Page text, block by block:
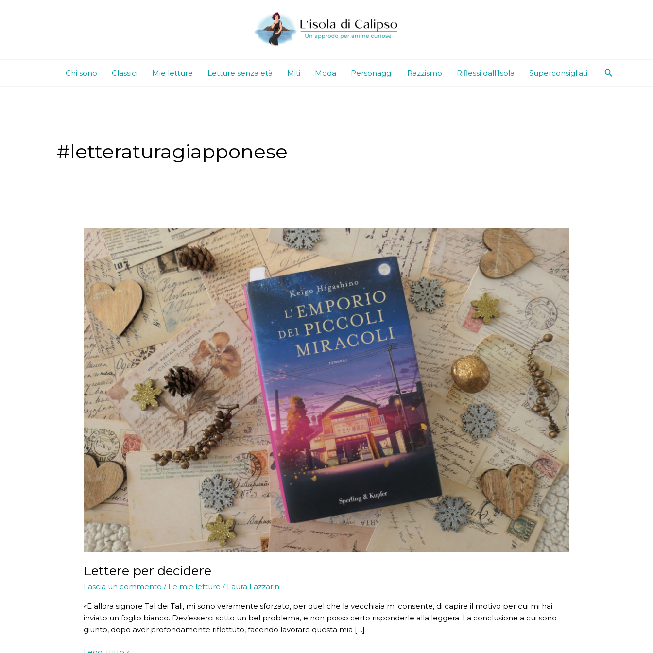
Chi sono Classici Mie letture Letture senza età Miti Moda Personaggi Razzismo Riflessi dall’Isola Superconsigliati Cerca
#letteraturagiapponese
Lettere per decidere
Lascia un commento / Le mie letture / Laura Lazzarini
«E allora signore Tal dei Tali, mi sono veramente sforzato, per quel che la vecchiaia mi consente, di capire il motivo per cui mi hai
inviato un foglio bianco. Dev’esserci sotto un bel problema, e non posso certo risponderle alla leggera. La conclusione a cui sono
giunto, dopo aver profondamente riflettuto, facendo lavorare questa mia […]